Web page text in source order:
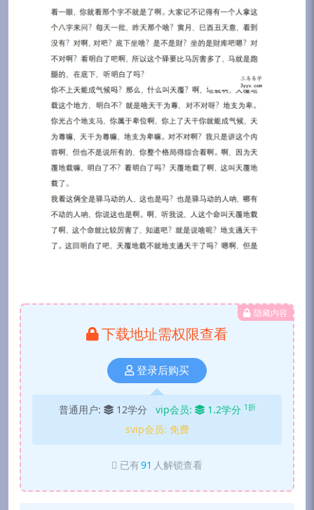
隐藏内容
下载地址需权限查看
登录后购买
普通用户: 12学分 vip会员: 1.2学分 1折
svip会员: 免费
已有91 人解锁查看